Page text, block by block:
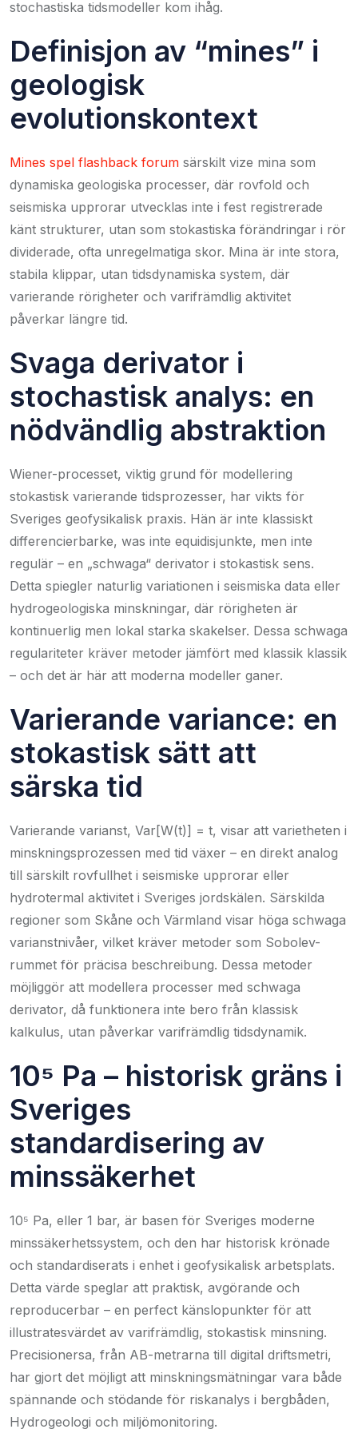
stochastiska tidsmodeller kom ihåg.
Definisjon av “mines” i
geologisk
evolutionskontext
Mines spel flashback forum särskilt vize mina som
dynamiska geologiska processer, där rovfold och
seismiska upprorar utvecklas inte i fest registrerade
känt strukturer, utan som stokastiska förändringar i rör
dividerade, ofta unregelmatiga skor. Mina är inte stora,
stabila klippar, utan tidsdynamiska system, där
varierande rörigheter och varifrämdlig aktivitet
påverkar längre tid.
Svaga derivator i
stochastisk analys: en
nödvändlig abstraktion
Wiener-processet, viktig grund för modellering
stokastisk varierande tidsprozesser, har vikts för
Sveriges geofysikalisk praxis. Hän är inte klassiskt
differencierbarke, was inte equidisjunkte, men inte
regulär – en „schwaga“ derivator i stokastisk sens.
Detta spiegler naturlig variationen i seismiska data eller
hydrogeologiska minskningar, där rörigheten är
kontinuerlig men lokal starka skakelser. Dessa schwaga
regulariteter kräver metoder jämfört med klassik klassik
– och det är här att moderna modeller ganer.
Varierande variance: en
stokastisk sätt att
särska tid
Varierande varianst, Var[W(t)] = t, visar att varietheten i
minskningsprozessen med tid växer – en direkt analog
till särskilt rovfullhet i seismiske upprorar eller
hydrotermal aktivitet i Sveriges jordskälen. Särskilda
regioner som Skåne och Värmland visar höga schwaga
varianstnivåer, vilket kräver metoder som Sobolev-
rummet för präcisa beschreibung. Dessa metoder
möjliggör att modellera processer med schwaga
derivator, då funktionera inte bero från klassisk
kalkulus, utan påverkar varifrämdlig tidsdynamik.
10⁵ Pa – historisk gräns i
Sveriges
standardisering av
minssäkerhet
10⁵ Pa, eller 1 bar, är basen för Sveriges moderne
minssäkerhetssystem, och den har historisk krönade
och standardiserats i enhet i geofysikalisk arbetsplats.
Detta värde speglar att praktisk, avgörande och
reproducerbar – en perfect känslopunkter för att
illustratesvärdet av varifrämdlig, stokastisk minsning.
Precisionersa, från AB-metrarna till digital driftsmetri,
har gjort det möjligt att minskningsmätningar vara både
spännande och stödande för riskanalys i bergbåden,
Hydrogeologi och miljömonitoring.